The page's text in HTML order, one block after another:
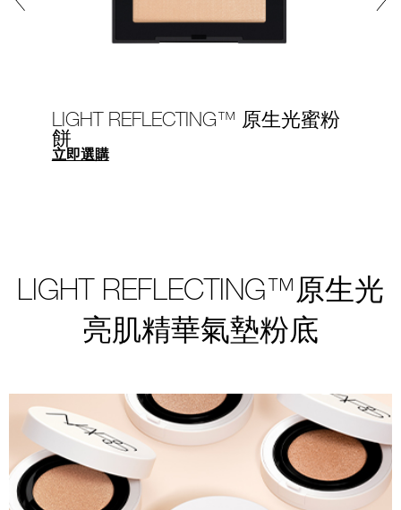
LIGHT REFLECTING™ 原生光蜜粉
餅
立即選購
LIGHT REFLECTING™原生光
亮肌精華氣墊粉底